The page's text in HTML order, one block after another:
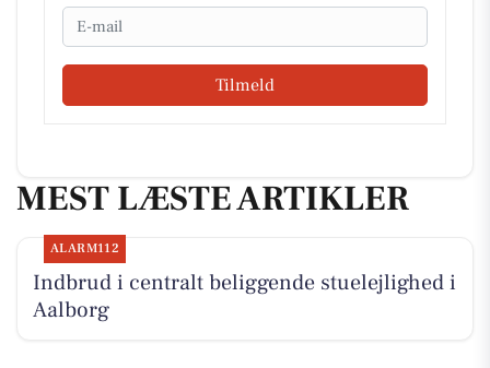
Email
Tilmeld
MEST LÆSTE ARTIKLER
ALARM112
Indbrud i centralt beliggende stuelejlighed i
Aalborg